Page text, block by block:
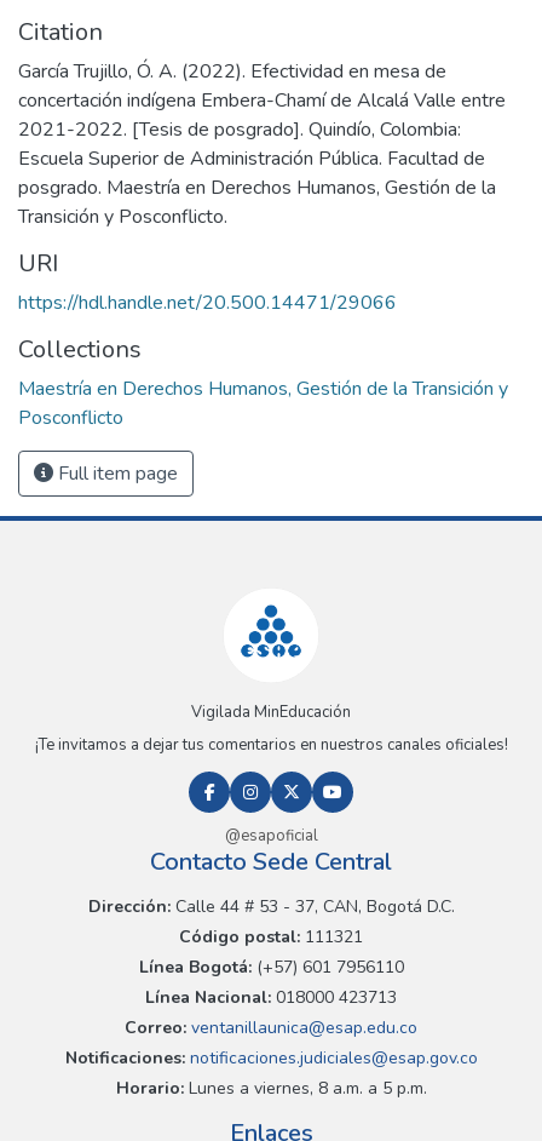
Citation
García Trujillo, Ó. A. (2022). Efectividad en mesa de
concertación indígena Embera-Chamí de Alcalá Valle entre
2021-2022. [Tesis de posgrado]. Quindío, Colombia:
Escuela Superior de Administración Pública. Facultad de
posgrado. Maestría en Derechos Humanos, Gestión de la
Transición y Posconflicto.
URI
https://hdl.handle.net/20.500.14471/29066
Collections
Maestría en Derechos Humanos, Gestión de la Transición y
Posconflicto
Full item page
Vigilada MinEducación
¡Te invitamos a dejar tus comentarios en nuestros canales oficiales!
@esapoficial
Contacto Sede Central
Dirección:Calle 44 # 53 - 37, CAN, Bogotá D.C.
Código postal: 111321
Línea Bogotá:(+57) 601 7956110
Línea Nacional: 018000 423713
Correo: ventanillaunica@esap.edu.co
Notificaciones:notificaciones.judiciales@esap.gov.co
Horario:Lunes a viernes, 8 a.m. a 5 p.m.
Enlaces